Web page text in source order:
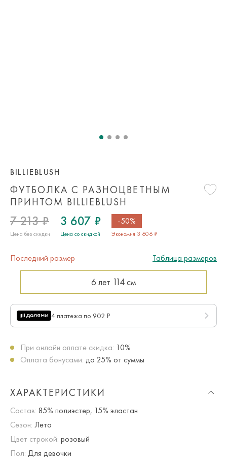
ФУТБОЛКА С РАЗНОЦВЕТНЫМ
ПРИНТОМ BILLIEBLUSH
BILLIEBLUSH
7 213 ₽
Цена без скидки
3 607 ₽
Цена со скидкой
-50%
Экономия 3 606 ₽
Последний размер Таблица размеров
6 лет 114 см
4 платежа по 902 ₽
При онлайн оплате скидка: 10%
Оплата бонусами: до 25% от суммы
ХАРАКТЕРИСТИКИ
Состав: 85% полиэстер, 15% эластан
Сезон: Лето
Цвет строкой: розовый
Пол: Для девочки